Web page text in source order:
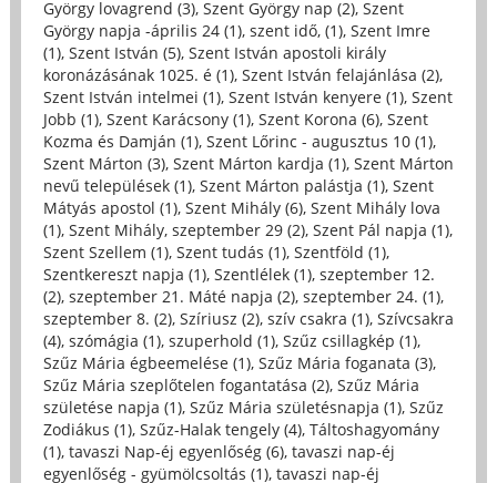
György lovagrend (3), Szent György nap (2), Szent
György napja -április 24 (1), szent idő, (1), Szent Imre
(1), Szent István (5), Szent István apostoli király
koronázásának 1025. é (1), Szent István felajánlása (2),
Szent István intelmei (1), Szent István kenyere (1), Szent
Jobb (1), Szent Karácsony (1), Szent Korona (6), Szent
Kozma és Damján (1), Szent Lőrinc - augusztus 10 (1),
Szent Márton (3), Szent Márton kardja (1), Szent Márton
nevű települések (1), Szent Márton palástja (1), Szent
Mátyás apostol (1), Szent Mihály (6), Szent Mihály lova
(1), Szent Mihály, szeptember 29 (2), Szent Pál napja (1),
Szent Szellem (1), Szent tudás (1), Szentföld (1),
Szentkereszt napja (1), Szentlélek (1), szeptember 12.
(2), szeptember 21. Máté napja (2), szeptember 24. (1),
szeptember 8. (2), Szíriusz (2), szív csakra (1), Szívcsakra
(4), szómágia (1), szuperhold (1), Szűz csillagkép (1),
Szűz Mária égbeemelése (1), Szűz Mária foganata (3),
Szűz Mária szeplőtelen fogantatása (2), Szűz Mária
születése napja (1), Szűz Mária születésnapja (1), Szűz
Zodiákus (1), Szűz-Halak tengely (4), Táltoshagyomány
(1), tavaszi Nap-éj egyenlőség (6), tavaszi nap-éj
egyenlőség - gyümölcsoltás (1), tavaszi nap-éj